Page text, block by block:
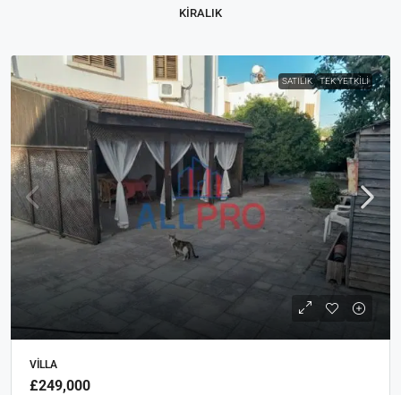
KIRALIK
SATILIK TEK YETKILI
VILLA
£249,000